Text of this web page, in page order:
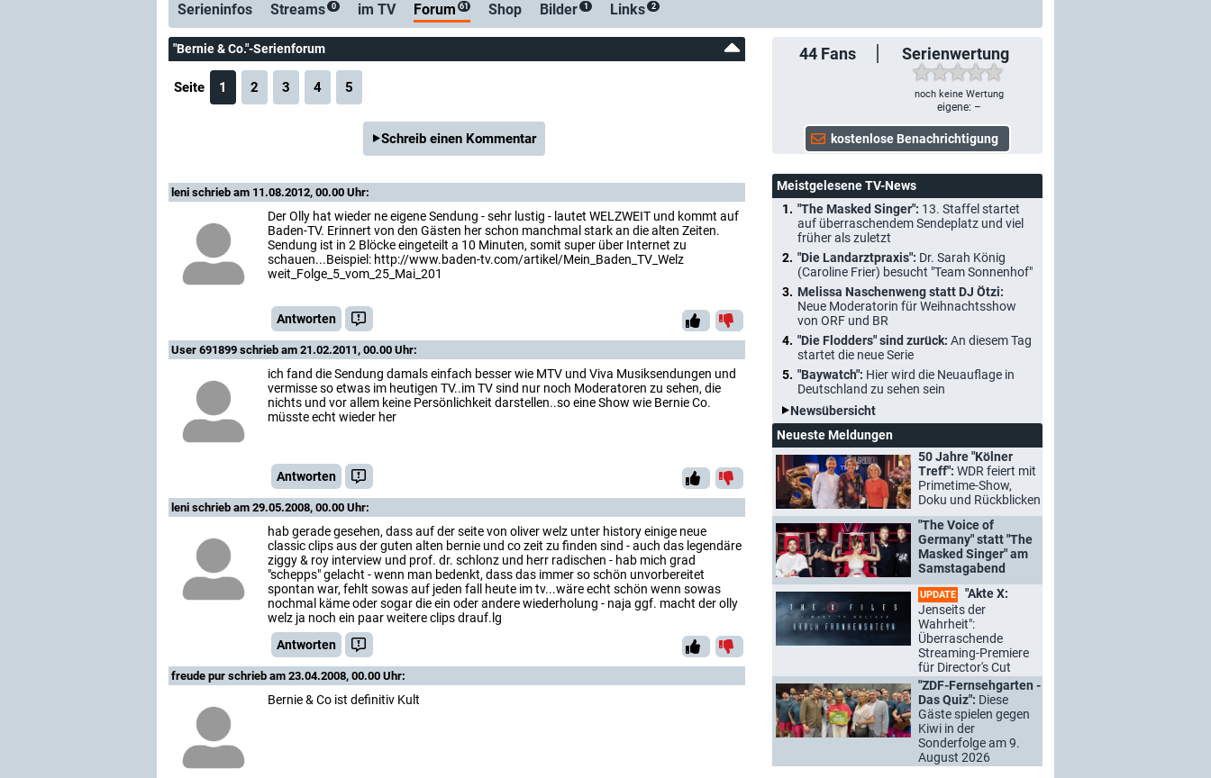
Serieninfos Streams 0 im TV Forum 61 Shop Bilder 1 Links 2
44 Fans Serienwertung
noch keine Wertung
eigene: –
"Bernie & Co."-Serienforum
Seite 1 2 3 4 5
Schreib einen Kommentar
leni schrieb am 11.08.2012, 00.00 Uhr:
Der Olly hat wieder ne eigene Sendung - sehr lustig - lautet WELZWEIT und kommt auf
Baden-TV. Erinnert von den Gästen her schon manchmal stark an die alten Zeiten.
Sendung ist in 2 Blöcke eingeteilt a 10 Minuten, somit super über Internet zu
schauen...Beispiel: http://www.baden-tv.com/artikel/Mein_Baden_TV_Welz
weit_Folge_5_vom_25_Mai_201
Antworten
User 691899 schrieb am 21.02.2011, 00.00 Uhr:
ich fand die Sendung damals einfach besser wie MTV und Viva Musiksendungen und
vermisse so etwas im heutigen TV..im TV sind nur noch Moderatoren zu sehen, die
nichts und vor allem keine Persönlichkeit darstellen..so eine Show wie Bernie Co.
müsste echt wieder her
Antworten
leni schrieb am 29.05.2008, 00.00 Uhr:
hab gerade gesehen, dass auf der seite von oliver welz unter history einige neue
classic clips aus der guten alten bernie und co zeit zu finden sind - auch das legendäre
ziggy & roy interview und prof. dr. schlonz und herr radischen - hab mich grad
"schepps" gelacht - wenn man bedenkt, dass das immer so schön unvorbereitet
spontan war, fehlt sowas auf jeden fall heute im tv...wäre echt schön wenn sowas
nochmal käme oder sogar die ein oder andere wiederholung - naja ggf. macht der olly
welz ja noch ein paar weitere clips drauf.lg
Antworten
freude pur schrieb am 23.04.2008, 00.00 Uhr:
Bernie & Co ist definitiv Kult
Meistgelesene TV-News
"The Masked Singer": 13. Staffel startet
auf überraschendem Sendeplatz und viel
früher als zuletzt
"Die Landarztpraxis": Dr. Sarah König
(Caroline Frier) besucht "Team Sonnenhof"
Melissa Naschenweng statt DJ Ötzi:
Neue Moderatorin für Weihnachtsshow
von ORF und BR
"Die Flodders" sind zurück: An diesem Tag
startet die neue Serie
"Baywatch": Hier wird die Neuauflage in
Deutschland zu sehen sein
Newsübersicht
Neueste Meldungen
50 Jahre "Kölner
Treff": WDR feiert mit
Primetime-Show,
Doku und Rückblicken
"The Voice of
Germany" statt "The
Masked Singer" am
Samstagabend
UPDATE
"Akte X:
Jenseits der
Wahrheit":
Überraschende
Streaming-Premiere
für Director's Cut
"ZDF-Fernsehgarten -
Das Quiz": Diese
Gäste spielen gegen
Kiwi in der
Sonderfolge am 9.
August 2026